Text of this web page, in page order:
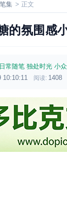
集 > 正文
的氛围感
日常随笔 独处时光 小
10:10:11 阅读: 1408